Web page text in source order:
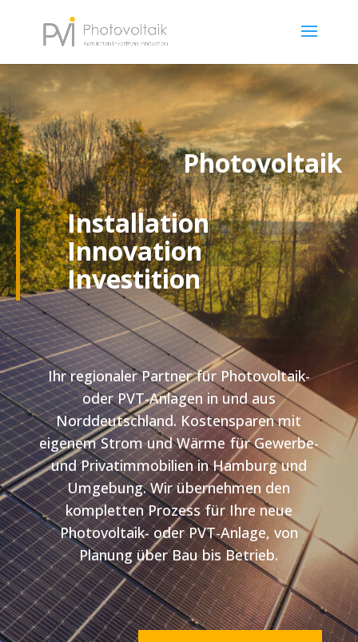
Photovoltaik
Installation
Innovation
Investition
Ihr regionaler Partner für Photovoltaik-
oder PVT-Anlagen in und aus
Norddeutschland. Kostensparen mit
eigenem Strom und Wärme für Gewerbe-
und Privatimmobilien in Hamburg und
Umgebung. Wir übernehmen den
kompletten Prozess für Ihre neue
Photovoltaik- oder PVT-Anlage, von
Planung über Bau bis Betrieb.